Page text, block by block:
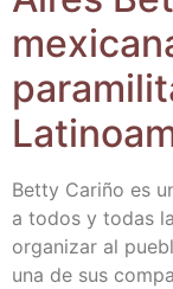
Betty Cari­ño es
a todos y todas
orga­ni­zar al
una de sus